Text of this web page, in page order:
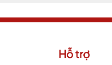
Hỗ trợ